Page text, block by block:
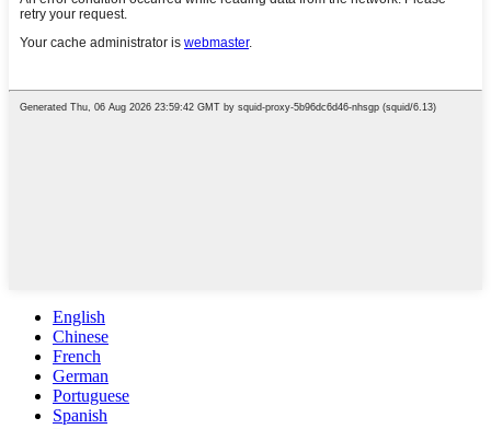
English
Chinese
French
German
Portuguese
Spanish